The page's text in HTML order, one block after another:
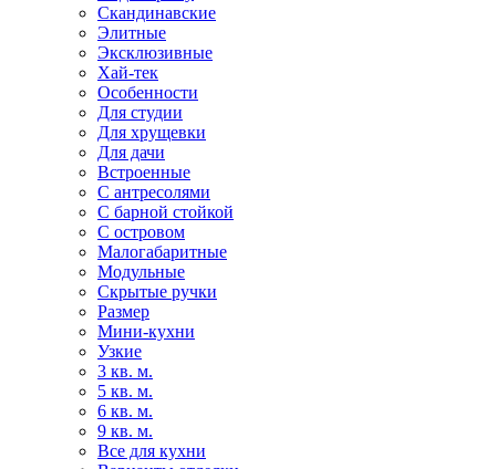
Скандинавские
Элитные
Эксклюзивные
Хай-тек
Особенности
Для студии
Для хрущевки
Для дачи
Встроенные
С антресолями
С барной стойкой
С островом
Малогабаритные
Модульные
Скрытые ручки
Размер
Мини-кухни
Узкие
3 кв. м.
5 кв. м.
6 кв. м.
9 кв. м.
Все для кухни